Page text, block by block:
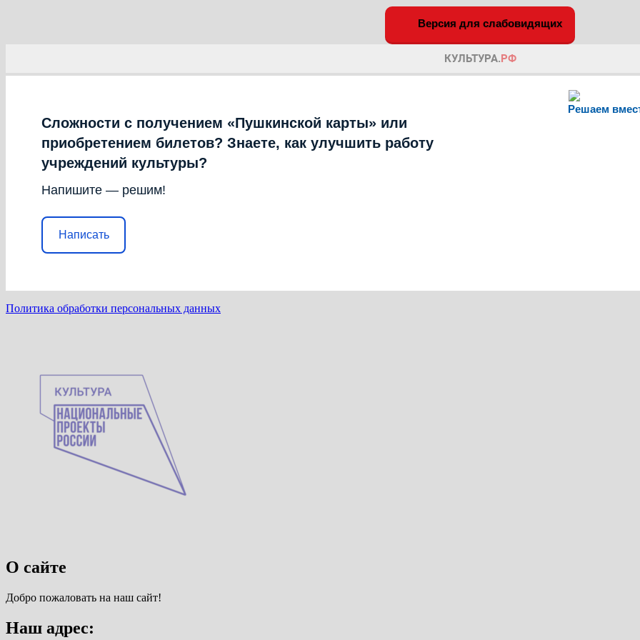
Версия для слабовидящих
Решаем
Сложности с получением «Пушкинской карты» или
приобретением билетов? Знаете, как улучшить работу
учреждений культуры?
Напишите — решим!
Написать
Политика обработки персональных данных
О сайте
Добро пожаловать на наш сайт!
Наш адрес: